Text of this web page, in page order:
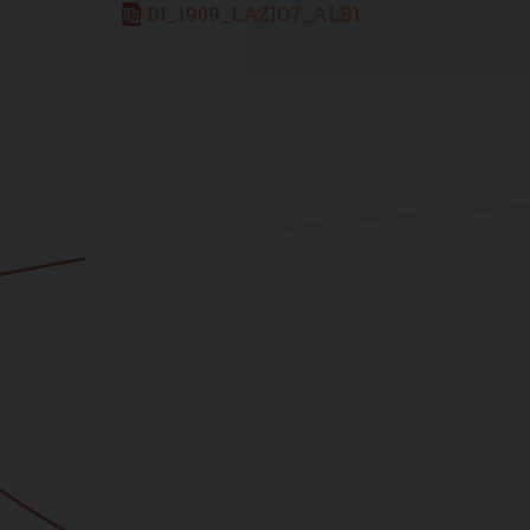
DI_1909_LAZIO7_ALB1